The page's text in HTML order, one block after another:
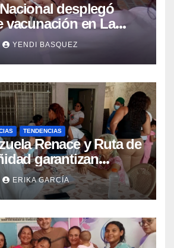
desplegó
vacunación en La
garantizar protección
YENDI BASQUEZ
TENDENCIAS
Renace y Ruta de
garantizan
integral en
ERIKA GARCÍA